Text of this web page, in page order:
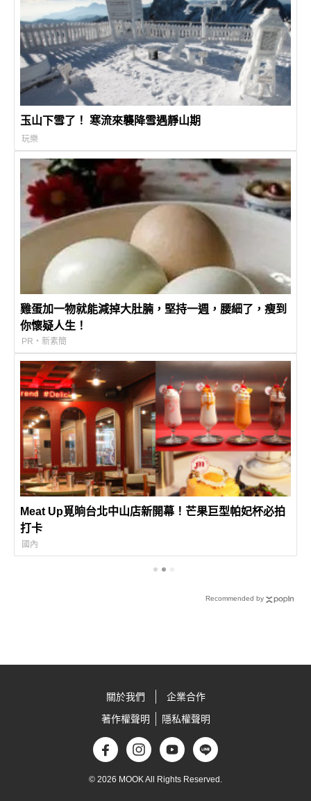
玉山下雪了！ 寒流來襲降雪遇靜山期
玩樂
雞蛋加一物就能減掉大肚腩，堅持一週，腰細了，瘦到
你懷疑人生！
PR・新素簡
Meat Up覓晌台北中山店新開幕！芒果巨型帕妃杯必拍
打卡
國內
Recommended by
關於我們
企業合作
著作權聲明
隱私權聲明
© 2026 MOOK All Rights Reserved.